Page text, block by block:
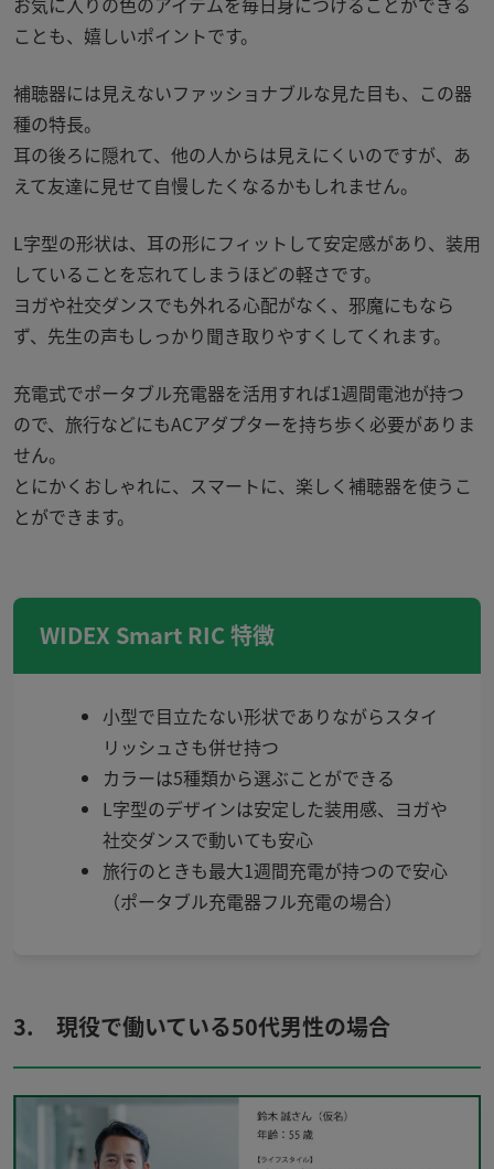
ことも、嬉しいポイントです。
補聴器には見えないファッショナブルな見た目も、この器
種の特長。
耳の後ろに隠れて、他の人からは見えにくいのですが、あ
えて友達に見せて自慢したくなるかもしれません。
L字型の形状は、耳の形にフィットして安定感があり、装用
していることを忘れてしまうほどの軽さです。
ヨガや社交ダンスでも外れる心配がなく、邪魔にもなら
ず、先生の声もしっかり聞き取りやすくしてくれます。
充電式でポータブル充電器を活用すれば1週間電池が持つ
ので、旅行などにもACアダプターを持ち歩く必要がありま
せん。
とにかくおしゃれに、スマートに、楽しく補聴器を使うこ
とができます。
WIDEX Smart RIC 特徴
小型で目立たない形状でありながらスタイ
リッシュさも併せ持つ
カラーは5種類から選ぶことができる
L字型のデザインは安定した装用感、ヨガや
社交ダンスで動いても安心
旅行のときも最大1週間充電が持つので安心
（ポータブル充電器フル充電の場合）
3. 現役で働いている50代男性の場合